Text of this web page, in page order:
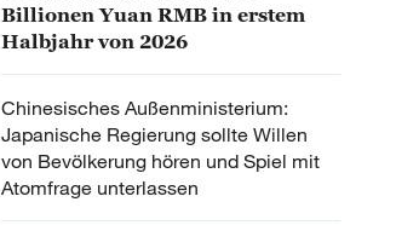
Billionen Yuan RMB in erstem
Halbjahr von 2026
Chinesisches Außenministerium:
Japanische Regierung sollte Willen
von Bevölkerung hören und Spiel mit
Atomfrage unterlassen